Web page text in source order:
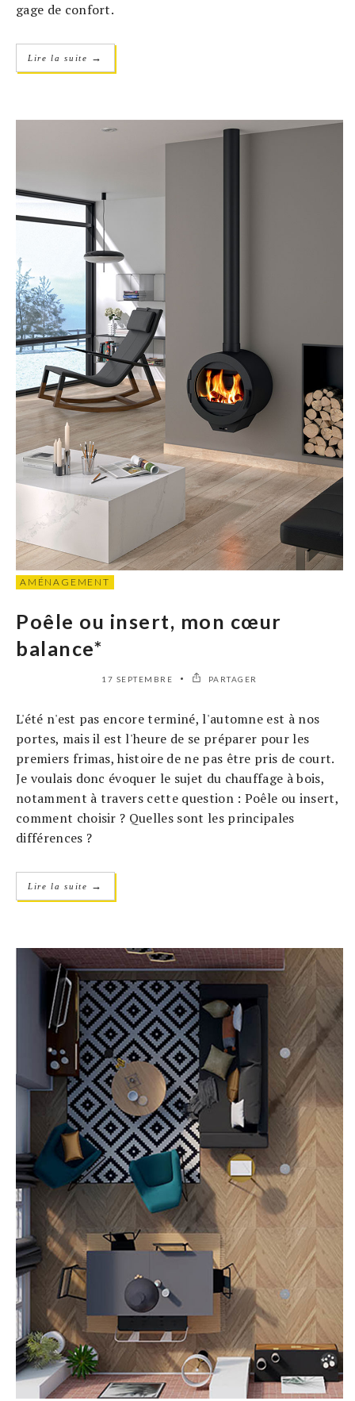
gage de confort.
Lire la suite →
AMÉNAGEMENT
Poêle ou insert, mon cœur
balance*
17 SEPTEMBRE PARTAGER
L'été n'est pas encore terminé, l'automne est à nos
portes, mais il est l'heure de se préparer pour les
premiers frimas, histoire de ne pas être pris de court.
Je voulais donc évoquer le sujet du chauffage à bois,
notamment à travers cette question : Poêle ou insert,
comment choisir ? Quelles sont les principales
différences ?
Lire la suite →